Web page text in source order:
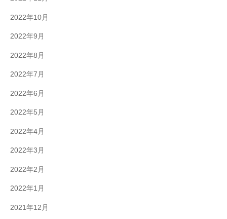
2022年10月
2022年9月
2022年8月
2022年7月
2022年6月
2022年5月
2022年4月
2022年3月
2022年2月
2022年1月
2021年12月